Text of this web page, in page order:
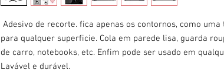
Adesivo de recorte. fica apenas os contornos, como uma
para qualquer superficie. Cola em parede lisa, guarda
de carro, notebooks, etc. Enfim pode ser usado em
Lavável e durável.